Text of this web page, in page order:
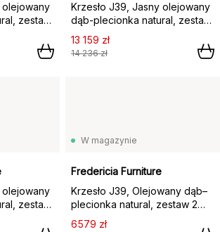
olejowany
zestaw
Krzesło J39, Jasny olejowany
dąb-plecionka natural, zestaw
4 szt.,
13 159 zł
14 236 zł
olejowany
zestaw
W magazynie
Fredericia Furniture
Krzesło J39, Olejowany dąb–
plecionka natural, zestaw 2
szt.,
6579 zł